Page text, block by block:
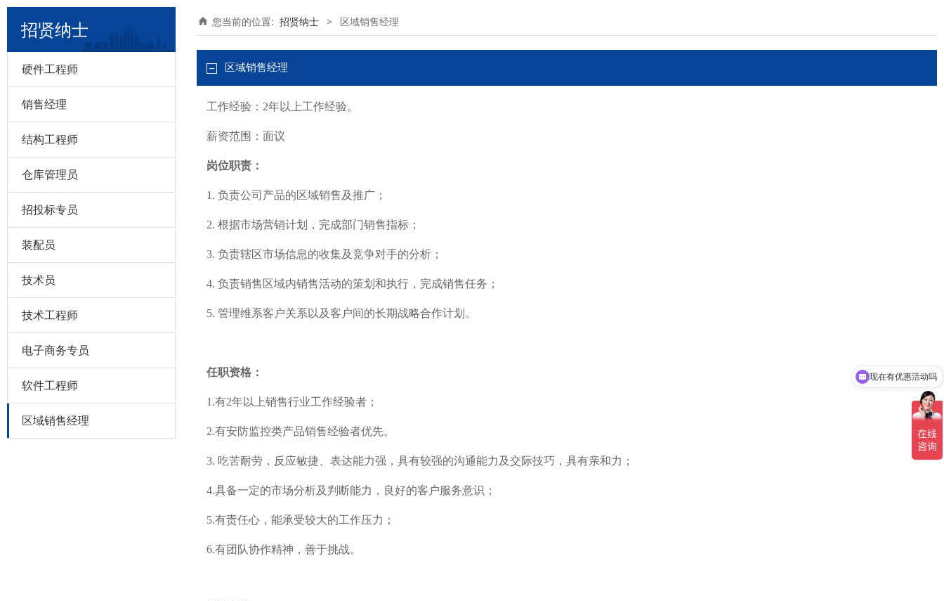
招贤纳士
硬件工程师
销售经理
结构工程师
仓库管理员
招投标专员
装配员
技术员
技术工程师
电子商务专员
软件工程师
区域销售经理
您当前的位置: 招贤纳士 > 区域销售经理
区域销售经理
工作经验：2年以上工作经验。
薪资范围：面议
岗位职责：
1. 负责公司产品的区域销售及推广；
2. 根据市场营销计划，完成部门销售指标；
3. 负责辖区市场信息的收集及竞争对手的分析；
4. 负责销售区域内销售活动的策划和执行，完成销售任务；
5. 管理维系客户关系以及客户间的长期战略合作计划。
任职资格：
1.有2年以上销售行业工作经验者；
2.有安防监控类产品销售经验者优先。
3. 吃苦耐劳，反应敏捷、表达能力强，具有较强的沟通能力及交际技巧，具有亲和力；
4.具备一定的市场分析及判断能力，良好的客户服务意识；
5.有责任心，能承受较大的工作压力；
6.有团队协作精神，善于挑战。
现在有优惠活动吗